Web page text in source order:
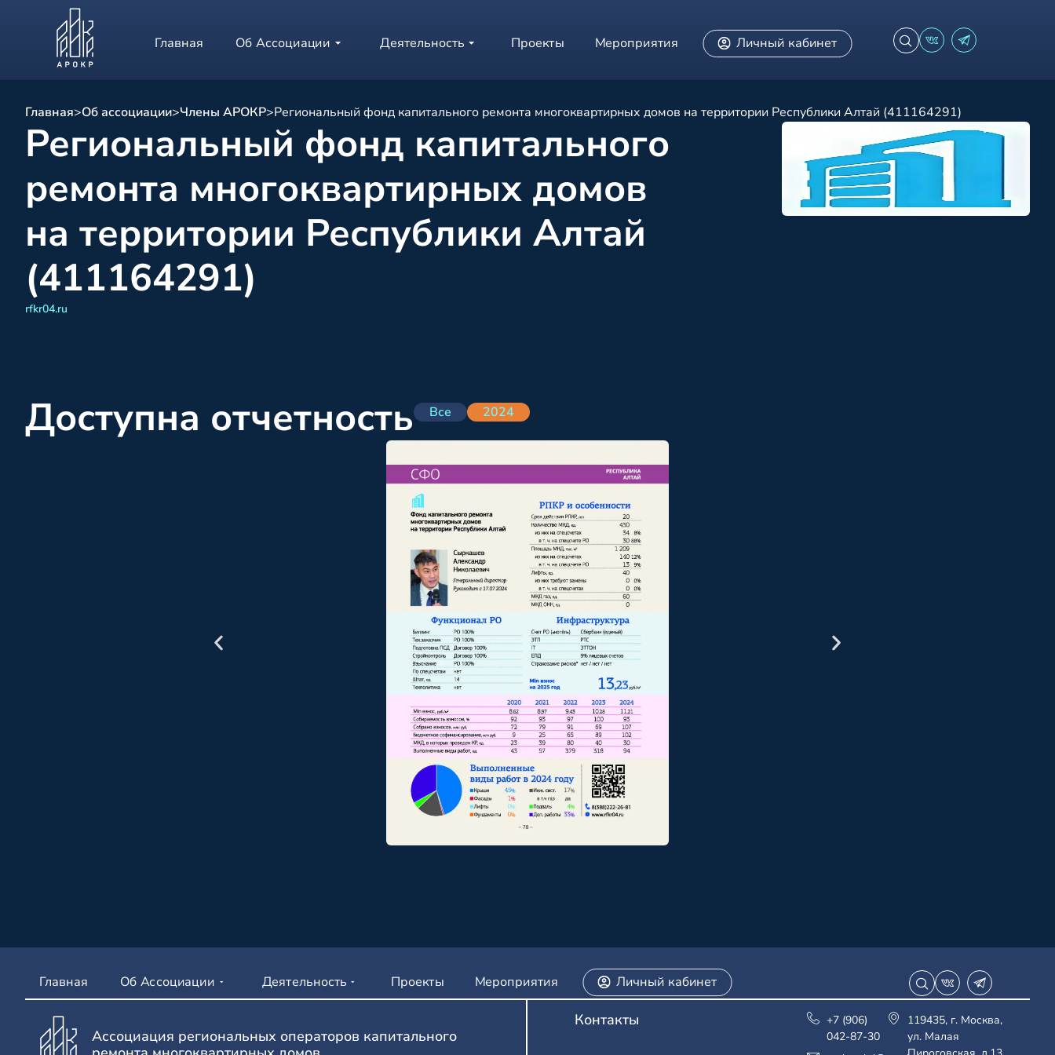
Главная Об Ассоциации Деятельность Проекты Мероприятия Личный кабинет
Главная>Об ассоциации>Члены АРОКР>Региональный фонд капитального ремонта многоквартирных домов на территории Республики Алтай (411164291)
Региональный фонд капитального
ремонта многоквартирных домов
на территории Республики Алтай
(411164291)
rfkr04.ru
Доступна отчетность Все 2024
Главная Об Ассоциации Деятельность Проекты Мероприятия Личный кабинет
Ассоциация региональных операторов капитального
Контакты
+7 (906)
042-87-30
119435, г. Москва,
ул. Малая